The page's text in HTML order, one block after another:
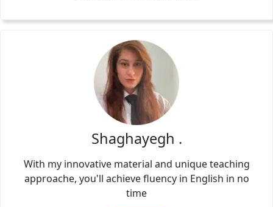
Shaghayegh .
With my innovative material and unique teaching
approache, you'll achieve fluency in English in no
time